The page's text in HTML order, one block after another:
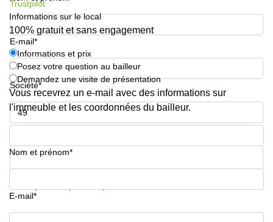
E-mail*
Société*
Numéro de téléphone*
Trustpilot
Informations sur le local
100% gratuit et sans engagement
Informations et prix
Posez votre question au bailleur
Demandez une visite de présentation
Vous recevrez un e-mail avec des informations sur
l'immeuble et les coordonnées du bailleur.
Nom et prénom*
E-mail*
Informations et prix